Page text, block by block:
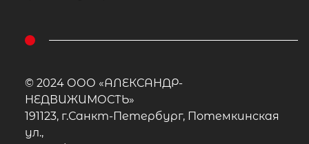
© 2024 ООО «АЛЕКСАНДР-
НЕДВИЖИМОСТЬ»
191123, г.Санкт-Петербург, Потемкинская
ул.,